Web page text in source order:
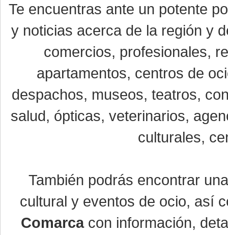
Te encuentras ante un potente
y noticias acerca de la región y
comercios, profesionales,
apartamentos, centros de
despachos, museos, teatros,
salud, ópticas, veterinarios,
culturales,
También podrás encontrar
cultural y eventos de ocio, así
Comarcacon información,